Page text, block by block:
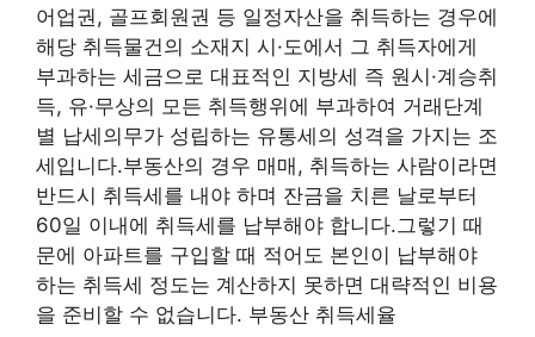
어업권, 골프회원권 등 일정자산을 취득하는 경우에
해당 취득물건의 소재지 시·도에서 그 취득자에게
부과하는 세금으로 대표적인 지방세 즉 원시·계승취
득, 유·무상의 모든 취득행위에 부과하여 거래단계
별 납세의무가 성립하는 유통세의 성격을 가지는 조
세입니다.부동산의 경우 매매, 취득하는 사람이라면
반드시 취득세를 내야 하며 잔금을 치른 날로부터
60일 이내에 취득세를 납부해야 합니다.그렇기 때
문에 아파트를 구입할 때 적어도 본인이 납부해야
하는 취득세 정도는 계산하지 못하면 대략적인 비용
을 준비할 수 없습니다. 부동산 취득세율